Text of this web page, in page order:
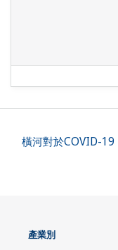
橫河對於COVID-19
產業別